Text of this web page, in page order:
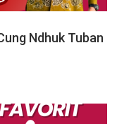
Ndhuk Tuban